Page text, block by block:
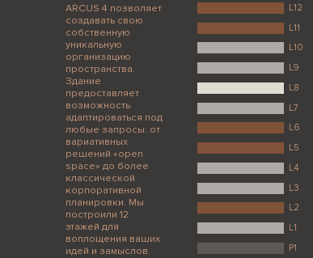
ARCUS 4 позволяет
создавать свою
собственную
уникальную
организацию
пространства.
Здание
предоставляет
возможность
адаптироваться под
любые запросы: от
вариативных
решений «open
space» до более
классической
корпоративной
планировки. Мы
построили 12
этажей для
воплощения ваших
идей и замыслов.
L12
L11
L10
L9
L8
L7
L6
L5
L4
L3
L2
L1
P1